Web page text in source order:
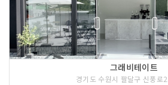
그래비테이트
경기도 수원시 팔달구 신풍로